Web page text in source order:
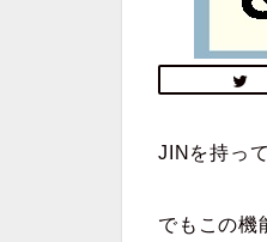
JINを持っ
でもこの機